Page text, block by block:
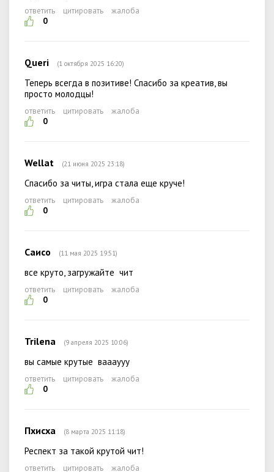
ответить цитировать
жалоба
0
Queri (1 октября 2025 16:20)
Теперь всегда в позитиве! Спасибо за креатив, вы
просто молодцы!
ответить цитировать
жалоба
0
Wellat (21 июня 2025 23:18)
Спасибо за читы, игра стала еще круче!
ответить цитировать
жалоба
0
Саисо (11 мая 2025 19:51)
все круто, загружайте чит
ответить цитировать
жалоба
0
Trilena (9 апреля 2025 10:06)
вы самые крутые ваааууу
ответить цитировать
жалоба
0
Пхисха (8 марта 2025 11:18)
Респект за такой крутой чит!
ответить цитировать жалоба